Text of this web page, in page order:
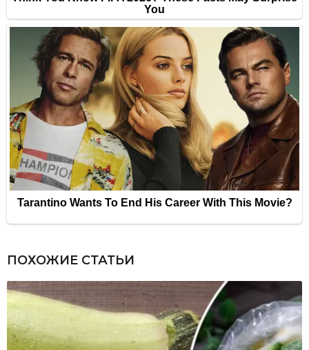
ПОХОЖИЕ СТАТЬИ